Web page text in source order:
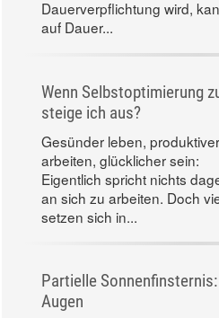
Dauerverpflichtung wird,
auf Dauer...
Wenn Selbstoptimierung
steige ich aus?
Gesünder leben, produktiver
arbeiten, glücklicher sein:
Eigentlich spricht nichts
an sich zu arbeiten. Doch
setzen sich in...
Partielle
Augen